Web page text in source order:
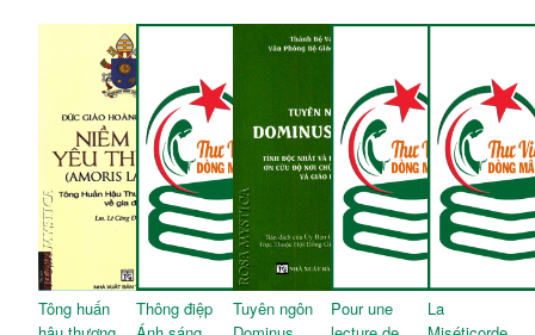
Tông huấn
Thông điệp
Tuyên ngôn
Pour une
La